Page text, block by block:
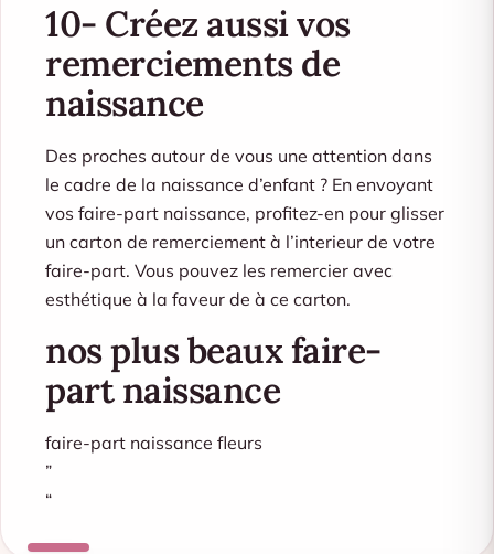
10- Créez aussi vos
remerciements de
naissance
Des proches autour de vous une attention dans
le cadre de la naissance d’enfant ? En envoyant
vos faire-part naissance, profitez-en pour glisser
un carton de remerciement à l’interieur de votre
faire-part. Vous pouvez les remercier avec
esthétique à la faveur de à ce carton.
nos plus beaux faire-
part naissance
faire-part naissance fleurs
”
“